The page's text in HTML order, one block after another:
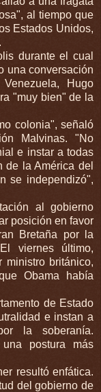
al tiempo que
Estados Unidos,
durante el cual
una conversación
Hugo
"muy bien" de la
colonia", señaló
Malvinas. "No
e instar a todas
de la América del
se independizó",
al gobierno
posición en favor
Bretaña por la
viernes último,
ministro británico,
Obama había
de Estado
e instan a
la soberanía.
postura más
resultó enfática.
del gobierno de